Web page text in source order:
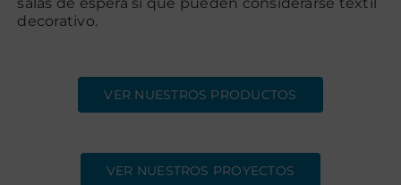
decorativo.
VER NUESTROS PRODUCTOS
VER NUESTROS PROYECTOS